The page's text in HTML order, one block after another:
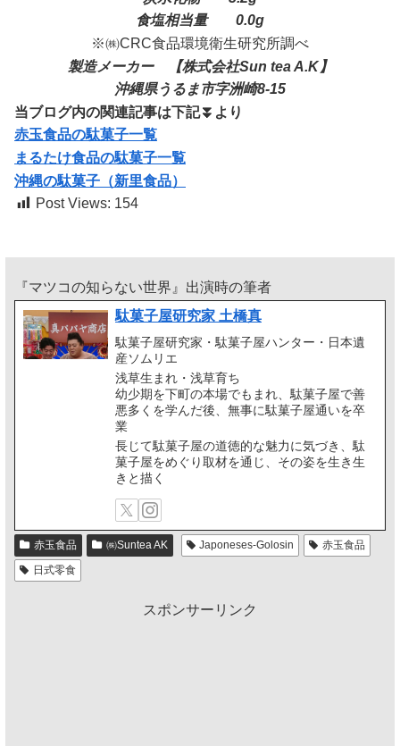
食塩相当量 0.0g
※㈱CRC食品環境衛生研究所調べ
製造メーカー 【株式会社Sun tea A.K】
沖縄県うるま市字洲崎8-15
当ブログ内の関連記事は下記⏬️より
赤玉食品の駄菓子一覧
まるたけ食品の駄菓子一覧
沖縄の駄菓子（新里食品）
Post Views: 154
『マツコの知らない世界』出演時の筆者
駄菓子屋研究家 土橋真
駄菓子屋研究家・駄菓子屋ハンター・日本遺
産ソムリエ
浅草生まれ・浅草育ち
幼少期を下町の本場でもまれ、駄菓子屋で善
悪多くを学んだ後、無事に駄菓子屋通いを卒
業
長じて駄菓子屋の道徳的な魅力に気づき、駄
菓子屋をめぐり取材を通じ、その姿を生き生
きと描く
赤玉食品 ㈱Suntea AK Japoneses-Golosin
赤玉食品
日式零食
スポンサーリンク